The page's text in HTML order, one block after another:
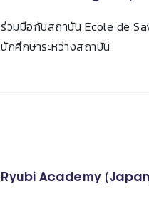
ร่วมมือกับสถาบัน Ecole de
นักศึกษาระหว่างสถาบัน
Ryubi Academy